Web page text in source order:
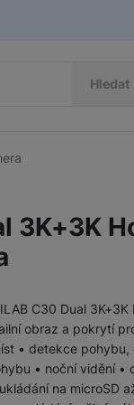
Hledat
Chytré
Chytré
Smart
3K+3K
C30 Dual 3K+3K
obraz a pokrytí
• detekce
• noční vidění •
na microSD